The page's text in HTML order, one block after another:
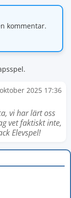
kommentar.
2025 17:36
vi har lärt oss
vet faktiskt inte,
Elevspel!